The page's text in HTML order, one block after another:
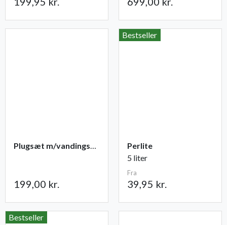
Plugsæt m/vandingsmåtte 84 celler
199,00 kr.
Bestseller
Perlite
5 liter
Fra
39,95 kr.
Bestseller